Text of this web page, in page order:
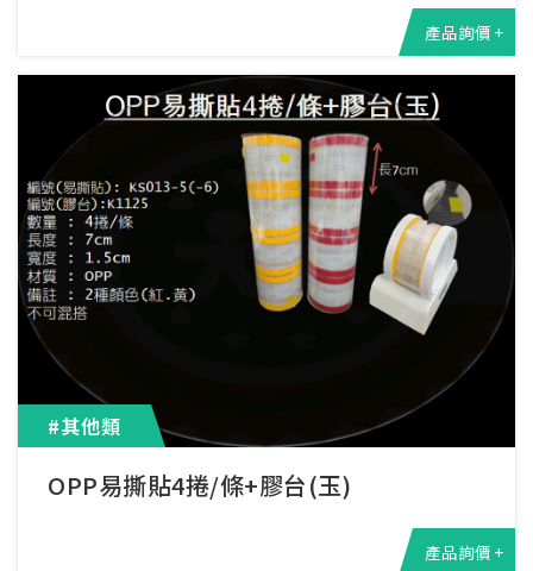
產品詢價 +
#其他類
OPP易撕貼4捲/條+膠台(玉)
產品詢價 +